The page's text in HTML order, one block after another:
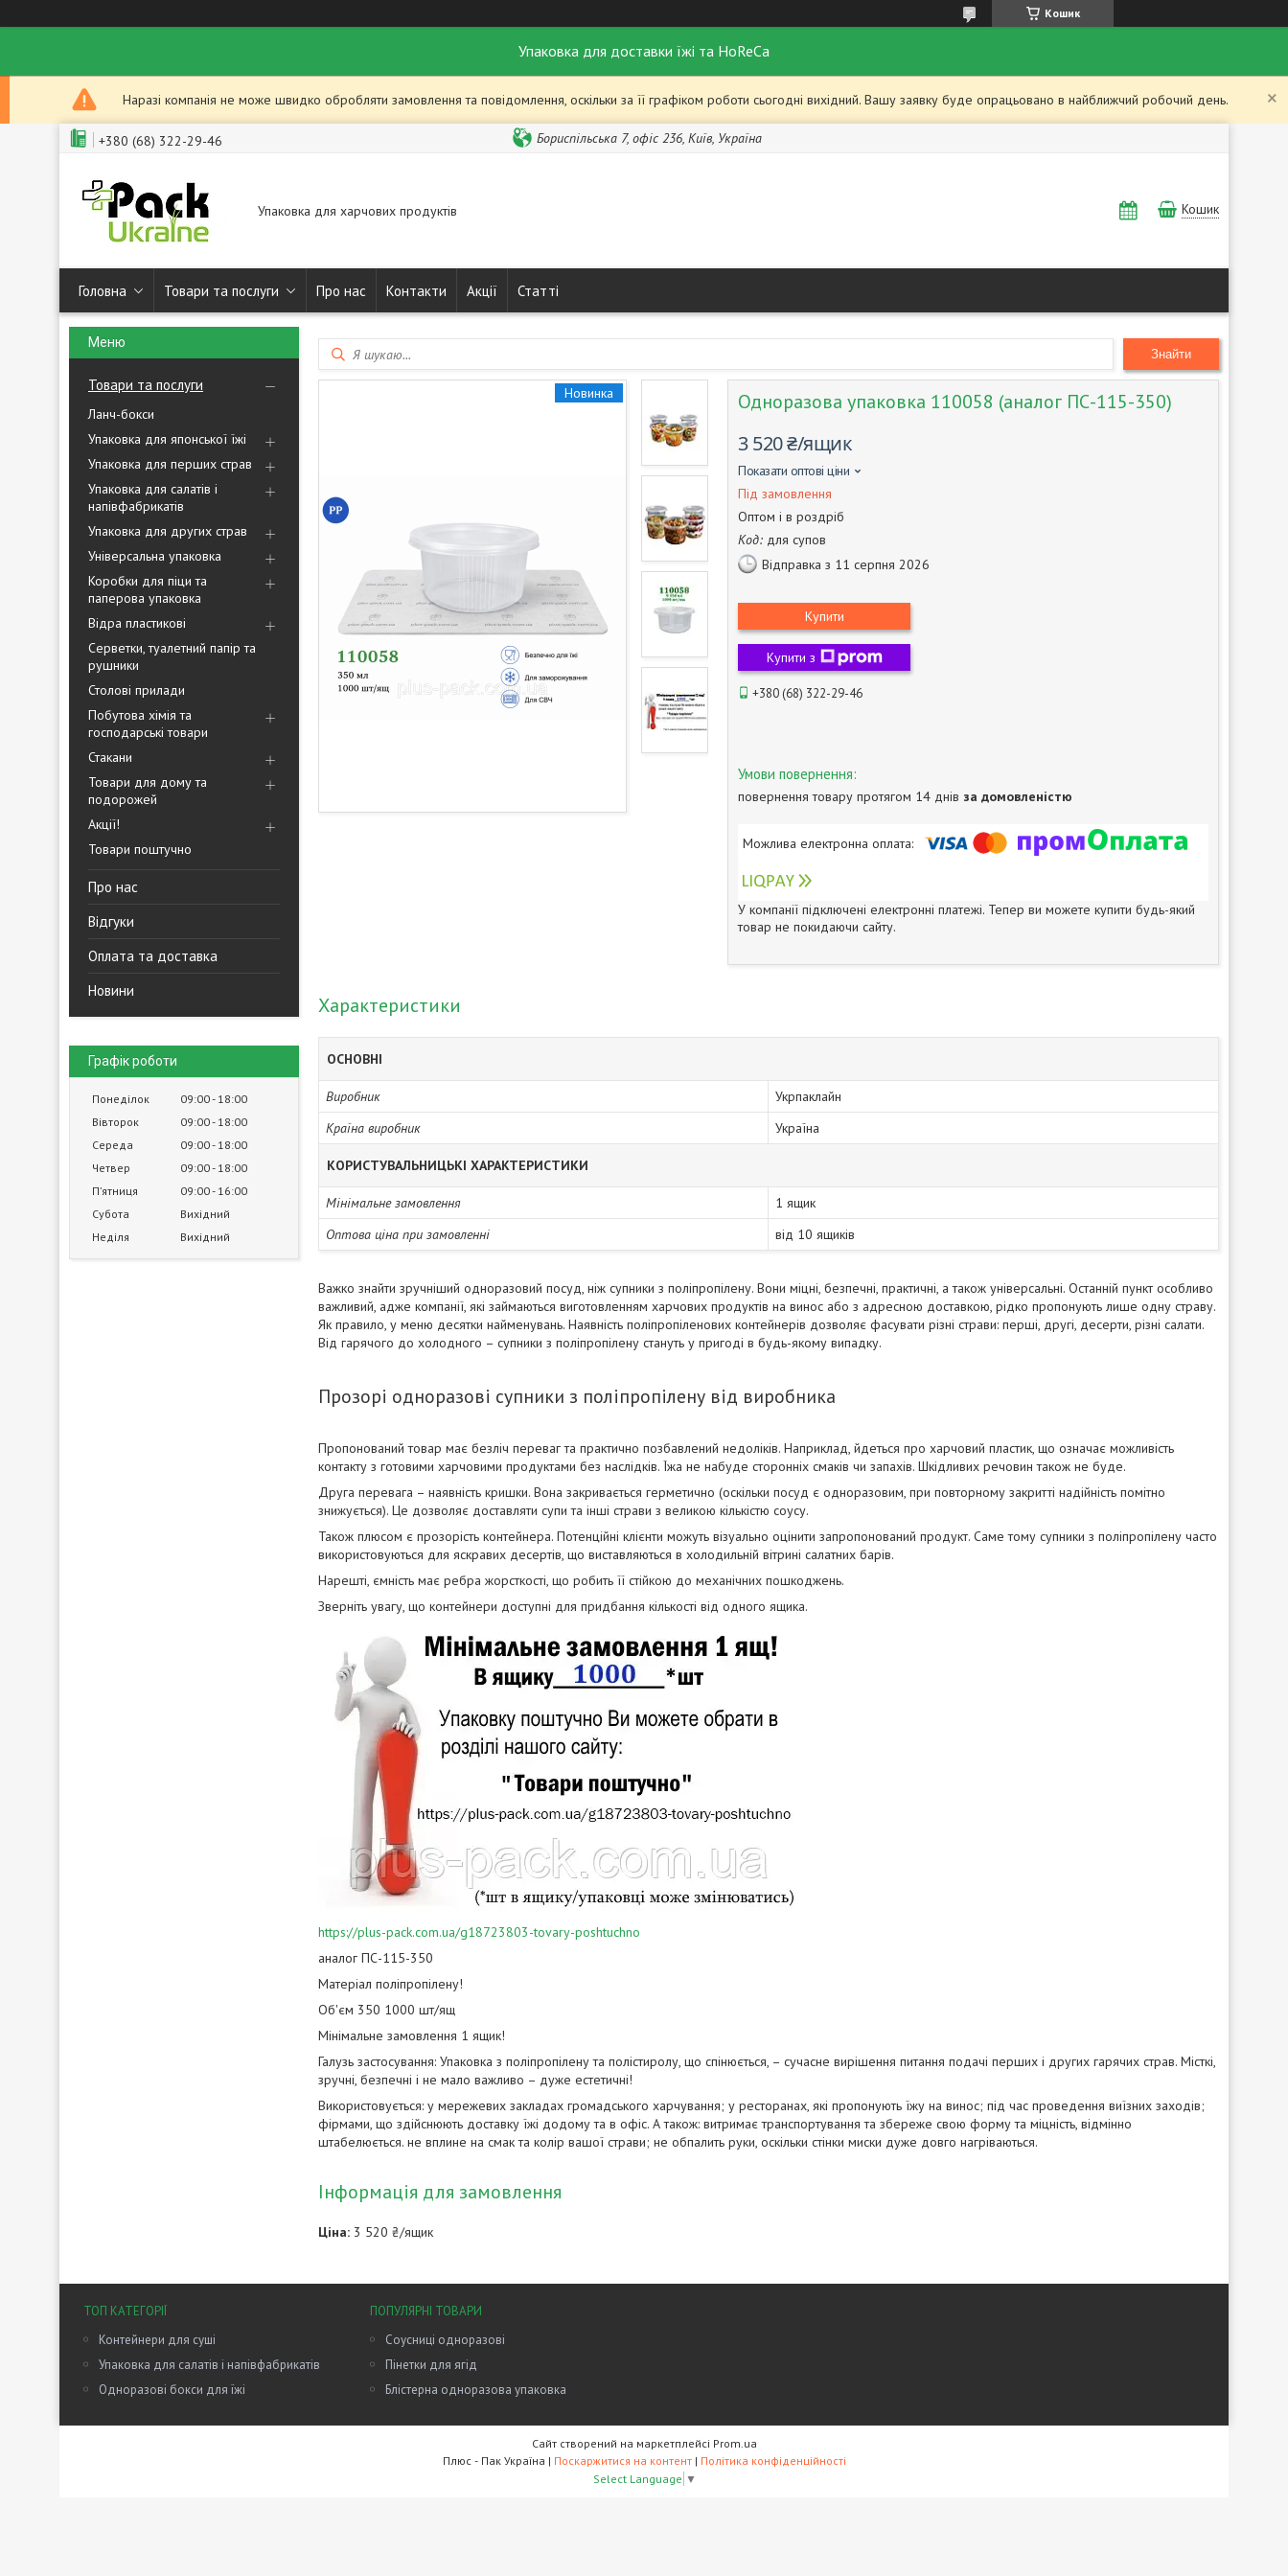
Кошик
Упаковка для доставки їжі та HoReCa
Наразі компанія не може швидко обробляти замовлення та повідомлення, оскільки за її графіком роботи сьогодні вихідний. Вашу заявку буде опрацьовано в найближчий робочий день.
+380 (68) 322-29-46 Бориспільська 7, офіс 236, Київ, Україна
Упаковка для харчових продуктів Кошик
Головна Товари та послуги Про нас Контакти Акції Статті
Товари та послуги
Ланч-бокси
Упаковка для японської їжі
Упаковка для перших страв
Упаковка для салатів і
напівфабрикатів
Упаковка для других страв
Універсальна упаковка
Коробки для піци та
паперова упаковка
Відра пластикові
Серветки, туалетний папір та
рушники
Столові прилади
Побутова хімія та
господарські товари
Стакани
Товари для дому та
подорожей
Акції!
Товари поштучно
Про нас
Відгуки
Оплата та доставка
Новини
Графік роботи
Понеділок 09:00 18:00
Вівторок
09:00 18:00
Середа
09:00 18:00
Четвер
09:00 18:00
Пʼятниця
09:00 16:00
Субота
Вихідний
Неділя
Вихідний
Знайти
Новинка Одноразова упаковка 110058 (аналог ПС-115-350)
3 520 ₴/ящик
Показати оптові ціни
Під замовлення
Оптом і в роздріб
Код: для супов
Відправка з 11 серпня 2026
Купити
Купити з
+380 (68) 322-29-46
повернення товару протягом 14 днів за домовленістю
У компанії підключені електронні платежі. Тепер ви можете купити будь-який
товар не покидаючи сайту.
Характеристики
ОСНОВНІ
Виробник
Укрпаклайн
Країна виробник
Україна
КОРИСТУВАЛЬНИЦЬКІ ХАРАКТЕРИСТИКИ
Мінімальне замовлення
1 ящик
Оптова ціна при замовленні
від 10 ящиків
Важко знайти зручніший одноразовий посуд, ніж супники з поліпропілену. Вони міцні, безпечні, практичні, а також універсальні. Останній пункт особливо
важливий, адже компанії, які займаються виготовленням харчових продуктів на винос або з адресною доставкою, рідко пропонують лише одну страву.
Як правило, у меню десятки найменувань. Наявність поліпропіленових контейнерів дозволяє фасувати різні страви: перші, другі, десерти, різні салати.
Від гарячого до холодного – супники з поліпропілену стануть у пригоді в будь-якому випадку.
Прозорі одноразові супники з поліпропілену від виробника
Пропонований товар має безліч переваг та практично позбавлений недоліків. Наприклад, йдеться про харчовий пластик, що означає можливість
контакту з готовими харчовими продуктами без наслідків. Їжа не набуде сторонніх смаків чи запахів. Шкідливих речовин також не буде.
Друга перевага – наявність кришки. Вона закривається герметично (оскільки посуд є одноразовим, при повторному закритті надійність помітно
знижується). Це дозволяє доставляти супи та інші страви з великою кількістю соусу.
Також плюсом є прозорість контейнера. Потенційні клієнти можуть візуально оцінити запропонований продукт. Саме тому супники з поліпропілену часто
використовуються для яскравих десертів, що виставляються в холодильній вітрині салатних барів.
Нарешті, ємність має ребра жорсткості, що робить її стійкою до механічних пошкоджень.
Зверніть увагу, що контейнери доступні для придбання кількості від одного ящика.
https://plus-pack.com.ua/g18723803-tovary-poshtuchno
аналог ПС-115-350
Матеріал поліпропілену!
Об'єм 350 1000 шт/ящ
Мінімальне замовлення 1 ящик!
Галузь застосування: Упаковка з поліпропілену та полістиролу, що спінюється, – сучасне вирішення питання подачі перших і других гарячих страв. Місткі,
зручні, безпечні і не мало важливо – дуже естетичні!
Використовується: у мережевих закладах громадського харчування; у ресторанах, які пропонують їжу на винос; під час проведення виїзних заходів;
фірмами, що здійснюють доставку їжі додому та в офіс. А також: витримає транспортування та збереже свою форму та міцність, відмінно
штабелюється. не вплине на смак та колір вашої страви; не обпалить руки, оскільки стінки миски дуже довго нагріваються.
Інформація для замовлення
Ціна: 3 520 ₴/ящик
ТОП КАТЕГОРІЇ
Контейнери для суші
Упаковка для салатів і напівфабрикатів
Одноразові бокси для їжі
ПОПУЛЯРНІ ТОВАРИ
Соусниці одноразові
Пінетки для ягід
Блістерна одноразова упаковка
Сайт створений на маркетплейсі Prom.ua
Плюс - Пак Україна | Поскаржитися на контент | Політика конфіденційності
Select Language ▼